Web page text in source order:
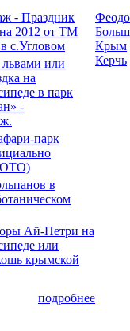
- Праздник
2012 от ТМ
с.Угловом
или
на
в парк
-
парк
в
Ай-Петри на
или
крымской
подробнее
Крым
Керчь